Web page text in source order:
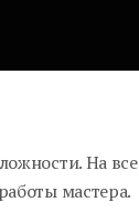
На
мастера.